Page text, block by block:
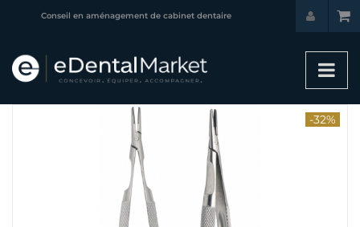
Conseil en aménagement de cabinet dentaire
-32%